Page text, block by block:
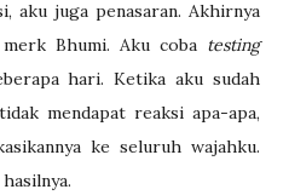
aku juga penasaran. Akhirnya
Bhumi. Aku coba testing
hari. Ketika aku sudah
mendapat reaksi apa-apa,
ke seluruh wajahku.